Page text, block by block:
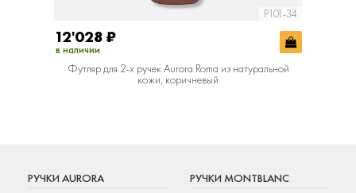
P101-34
12'028 ₽
в наличии
Футляр для 2-х ручек Aurora Roma из натуральной
кожи, коричневый
РУЧКИ AURORA
РУЧКИ MONTBLANC